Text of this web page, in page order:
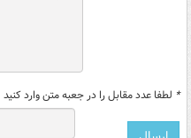
* لطفا عدد مقابل را در جعبه متن وارد کنید